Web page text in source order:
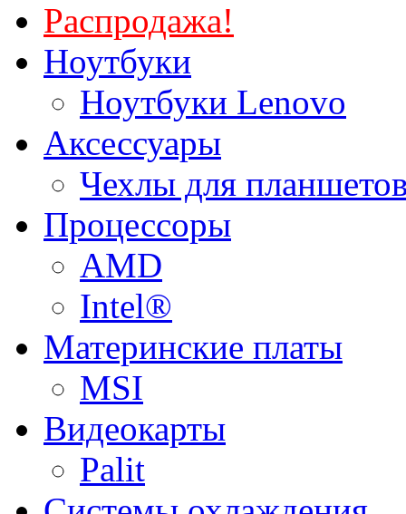
Распродажа!
Ноутбуки
Ноутбуки Lenovo
Аксессуары
Чехлы для
Процессоры
AMD
Intel®
Материнские платы
MSI
Видеокарты
Palit